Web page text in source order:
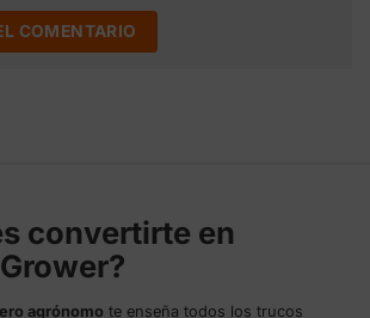
convertirte en
agrónomo te enseña todos los trucos